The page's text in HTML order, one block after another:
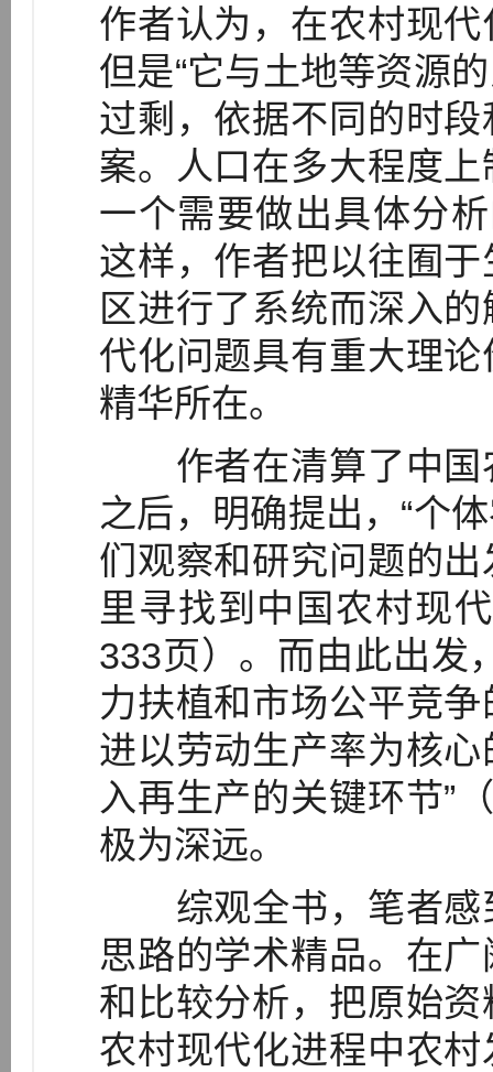
作者认为，在农村现
但是“它与土地等资源
过剩，依据不同的时
案。人口在多大程度
一个需要做出具体分
这样，作者把以往囿
区进行了系统而深入
代化问题具有重大理
精华所在。
作者在清算了中国
之后，明确提出，“个
们观察和研究问题的
里寻找到中国农村现
333页）。而由此出发
力扶植和市场公平竞
进以劳动生产率为核
入再生产的关键环节”
极为深远。
综观全书，笔者感
思路的学术精品。在
和比较分析，把原始
农村现代化进程中农